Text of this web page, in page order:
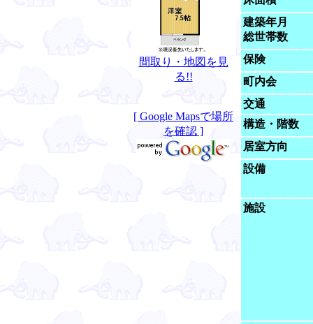
間取り・地図を見
る!!
[ Google Mapsで場所
を確認 ]
建築年月
総世帯数
保険
町内会
交通
構造・階数
居室方向
設備
施設